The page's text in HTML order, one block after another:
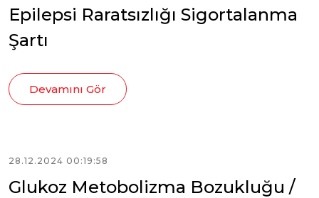
Epilepsi Raratsızlığı Sigortalanma
Şartı
Devamını Gör
28.12.2024 00:19:58
Glukoz Metobolizma Bozukluğu /